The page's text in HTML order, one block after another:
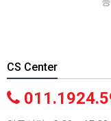
CS Center